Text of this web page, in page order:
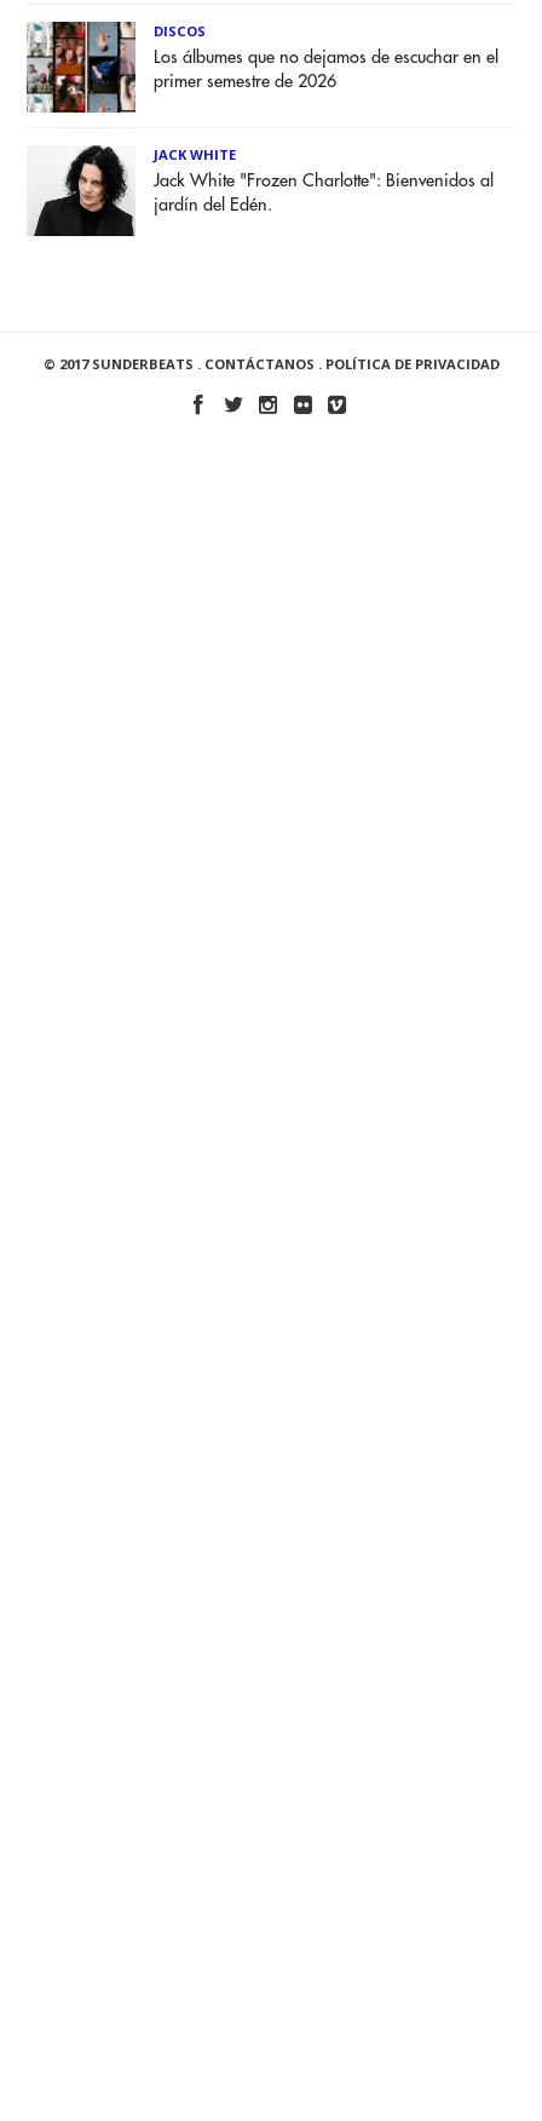
DISCOS
Los álbumes que no dejamos de escuchar en el
primer semestre de 2026
JACK WHITE
Jack White "Frozen Charlotte": Bienvenidos al
jardín del Edén.
© 2017 SUNDERBEATS . CONTÁCTANOS . POLÍTICA DE PRIVACIDAD